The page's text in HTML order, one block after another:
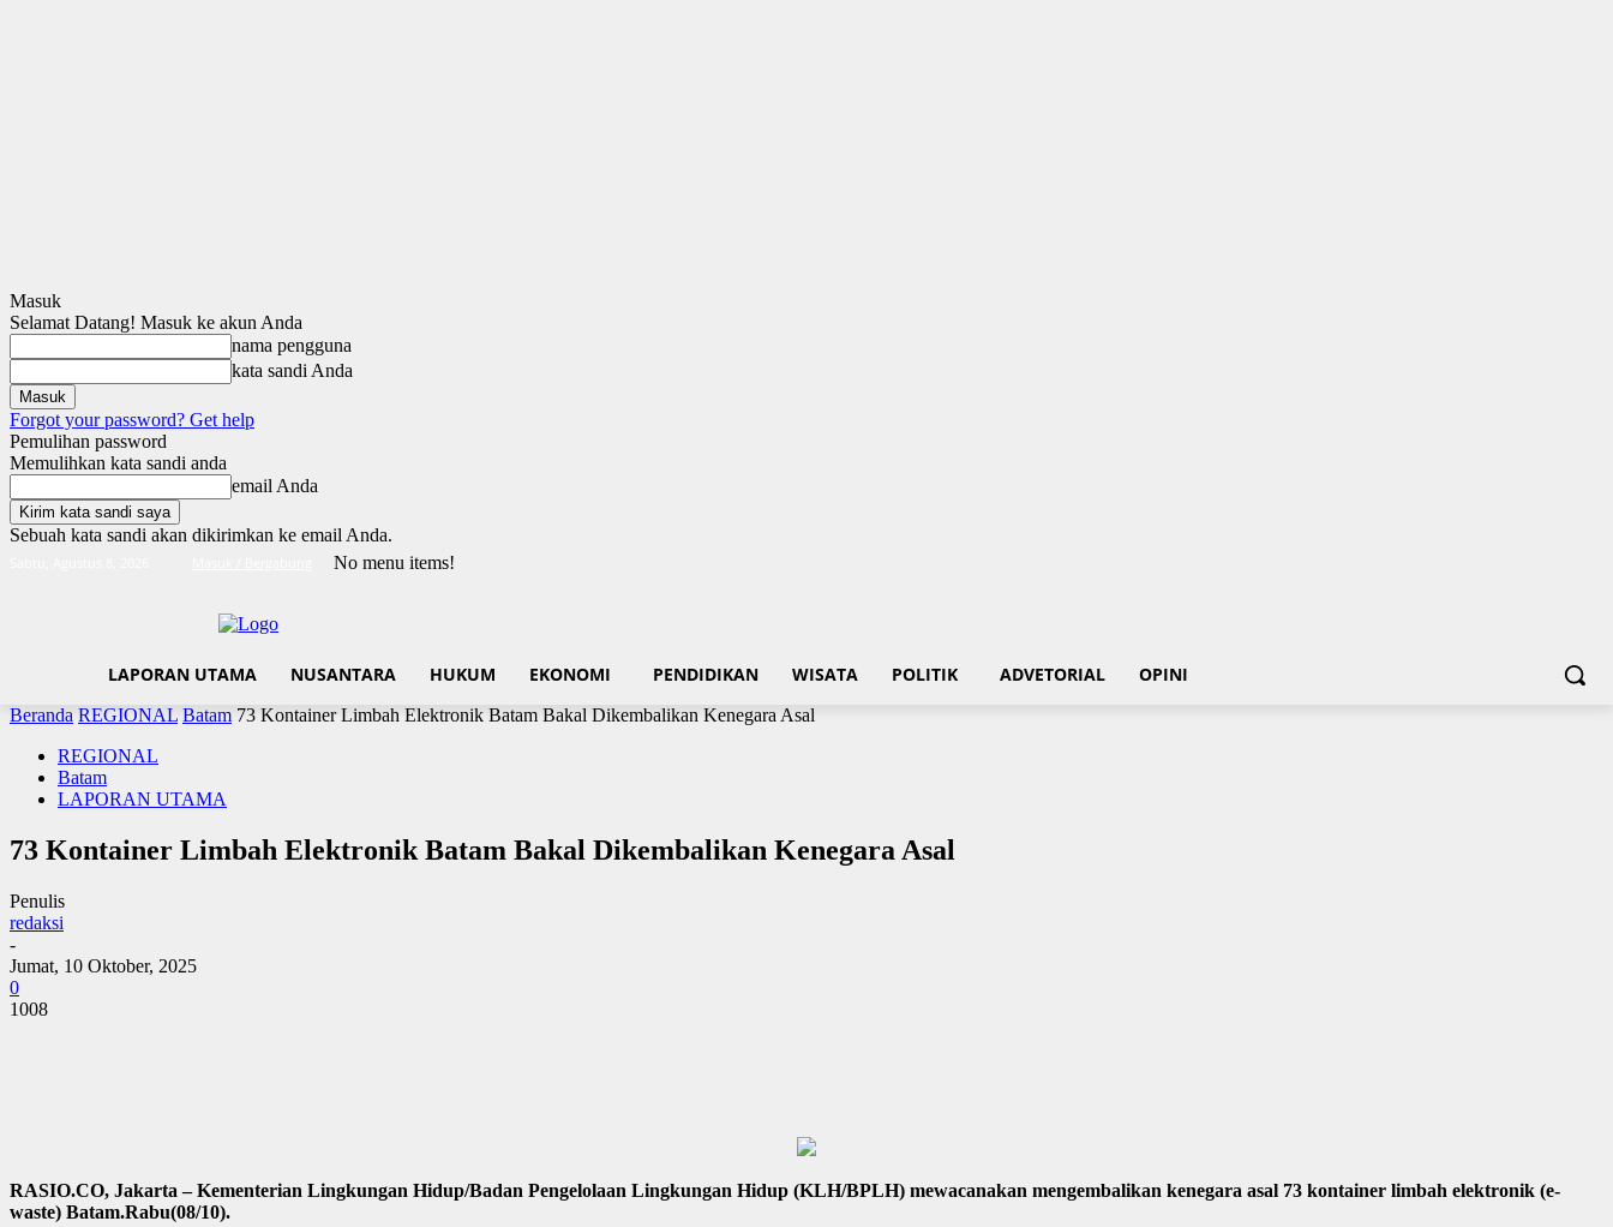
Masuk
Selamat Datang! Masuk ke akun Anda
nama pengguna
kata sandi Anda
Forgot your password? Get help
Pemulihan password
Memulihkan kata sandi anda
email Anda
Sebuah kata sandi akan dikirimkan ke email Anda.
No menu items!
LAPORAN UTAMA NUSANTARA HUKUM EKONOMI PENDIDIKAN WISATA POLITIK ADVETORIAL OPINI
Beranda REGIONAL Batam 73 Kontainer Limbah Elektronik Batam Bakal Dikembalikan Kenegara Asal
REGIONAL
Batam
LAPORAN UTAMA
73 Kontainer Limbah Elektronik Batam Bakal Dikembalikan Kenegara Asal
Penulis
redaksi
-
Jumat, 10 Oktober, 2025
0
1008
RASIO.CO, Jakarta – Kementerian Lingkungan Hidup/Badan Pengelolaan Lingkungan Hidup (KLH/BPLH) mewacanakan mengembalikan kenegara asal 73 kontainer limbah elektronik (e-
waste) Batam.Rabu(08/10).